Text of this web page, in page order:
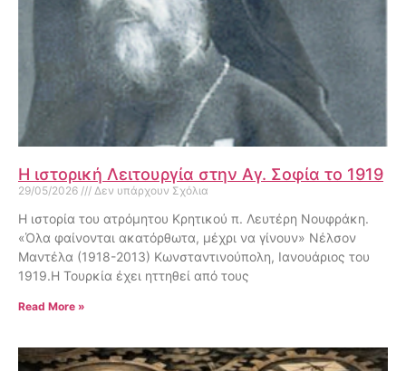
Η ιστορική Λειτουργία στην Αγ. Σοφία το 1919
29/05/2026 Δεν υπάρχουν Σχόλια
Η ιστορία του ατρόμητου Κρητικού π. Λευτέρη Νουφράκη.
«Όλα φαίνονται ακατόρθωτα, μέχρι να γίνουν» Νέλσον
Μαντέλα (1918-2013) Κωνσταντινούπολη, Ιανουάριος του
1919.H Τουρκία έχει ηττηθεί από τους
Read More »